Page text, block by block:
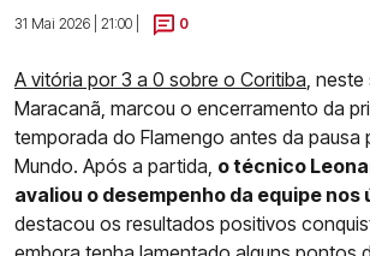
31 Mai 2026 | 21:00 |
0
A vitória por 3 a 0 sobre o Coritiba ,
Maracanã, marcou o encerramento da
temporada do Flamengo antes da pausa
Mundo. Após a partida, o técnico
avaliou o desempenho da equipe nos
destacou os resultados positivos